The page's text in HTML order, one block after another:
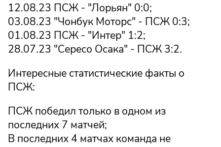
12.08.23 ПСЖ - "Лорьян" 0:0;
03.08.23 "Чонбук Моторс" - ПСЖ 0:3;
01.08.23 ПСЖ - "Интер" 1:2;
28.07.23 "Сересо Осака" - ПСЖ 3:2.
Интересные статистические факты о
ПСЖ:
ПСЖ победил только в одном из
последних 7 матчей;
В последних 4 матчах команда не